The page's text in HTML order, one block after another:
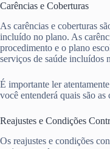
Carências e Coberturas
As carências e coberturas
incluído no plano. As
procedimento e o plano
serviços de saúde incluídos
É importante ler
você entenderá quais são
Reajustes e Condições
Os reajustes e condições